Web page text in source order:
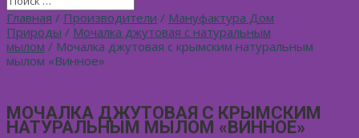
Главная / Производители / Мануфактура Дом
Природы / Мочалка джутовая с натуральным
мылом / Мочалка джутовая с крымским натуральным
мылом «Винное»
МОЧАЛКА ДЖУТОВАЯ С КРЫМСКИМ
НАТУРАЛЬНЫМ МЫЛОМ «ВИННОЕ»